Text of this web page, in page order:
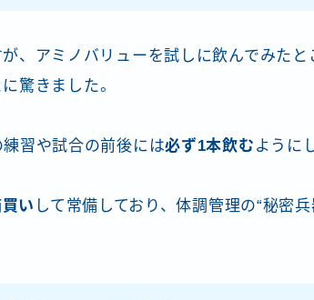
、アミノバリューを試しに飲んでみたと
驚きました。
習や試合の前後には必ず1本飲む ように
い して常備しており、体調管理の“秘密兵